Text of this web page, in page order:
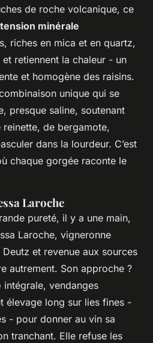
de roche volcanique, ce
tension minérale
riches en mica et en quartz,
retiennent la chaleur - un
et homogène des raisins.
unique qui se
presque saline, soutenant
de bergamote,
dans la lourdeur. C’est
chaque gorgée raconte le
Laroche
pureté, il y a une main,
Laroche, vigneronne
et revenue aux sources
autrement. Son approche ?
intégrale, vendanges
élevage long sur lies fines -
- pour donner au vin sa
tranchant. Elle refuse les